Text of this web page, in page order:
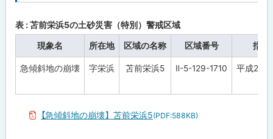
プ
る
表 : 苫前栄浜5の土砂災害（特別）警戒区域
現象名 所在地 区域の名称 区域番号 指定
急傾斜地の崩壊 字栄浜 苫前栄浜5 Ⅱ-5-129-1710 平成28
【急傾斜地の崩壊】苫前栄浜5(PDF:588KB)